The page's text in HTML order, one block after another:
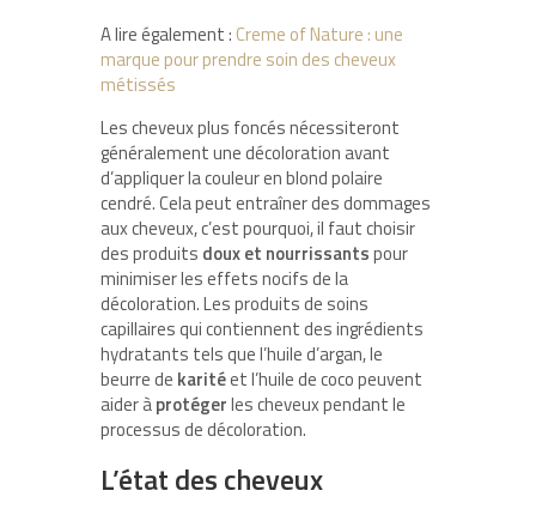
A lire également : Creme of Nature : une
marque pour prendre soin des cheveux
métissés
Les cheveux plus foncés nécessiteront
généralement une décoloration avant
d’appliquer la couleur en blond polaire
cendré. Cela peut entraîner des dommages
aux cheveux, c’est pourquoi, il faut choisir
des produits doux et nourrissantspour
minimiser les effets nocifs de la
décoloration. Les produits de soins
capillaires qui contiennent des ingrédients
hydratants tels que l’huile d’argan, le
beurre de karitéet l’huile de coco peuvent
aider àprotégerles cheveux pendant le
processus de décoloration.
L’état des cheveux